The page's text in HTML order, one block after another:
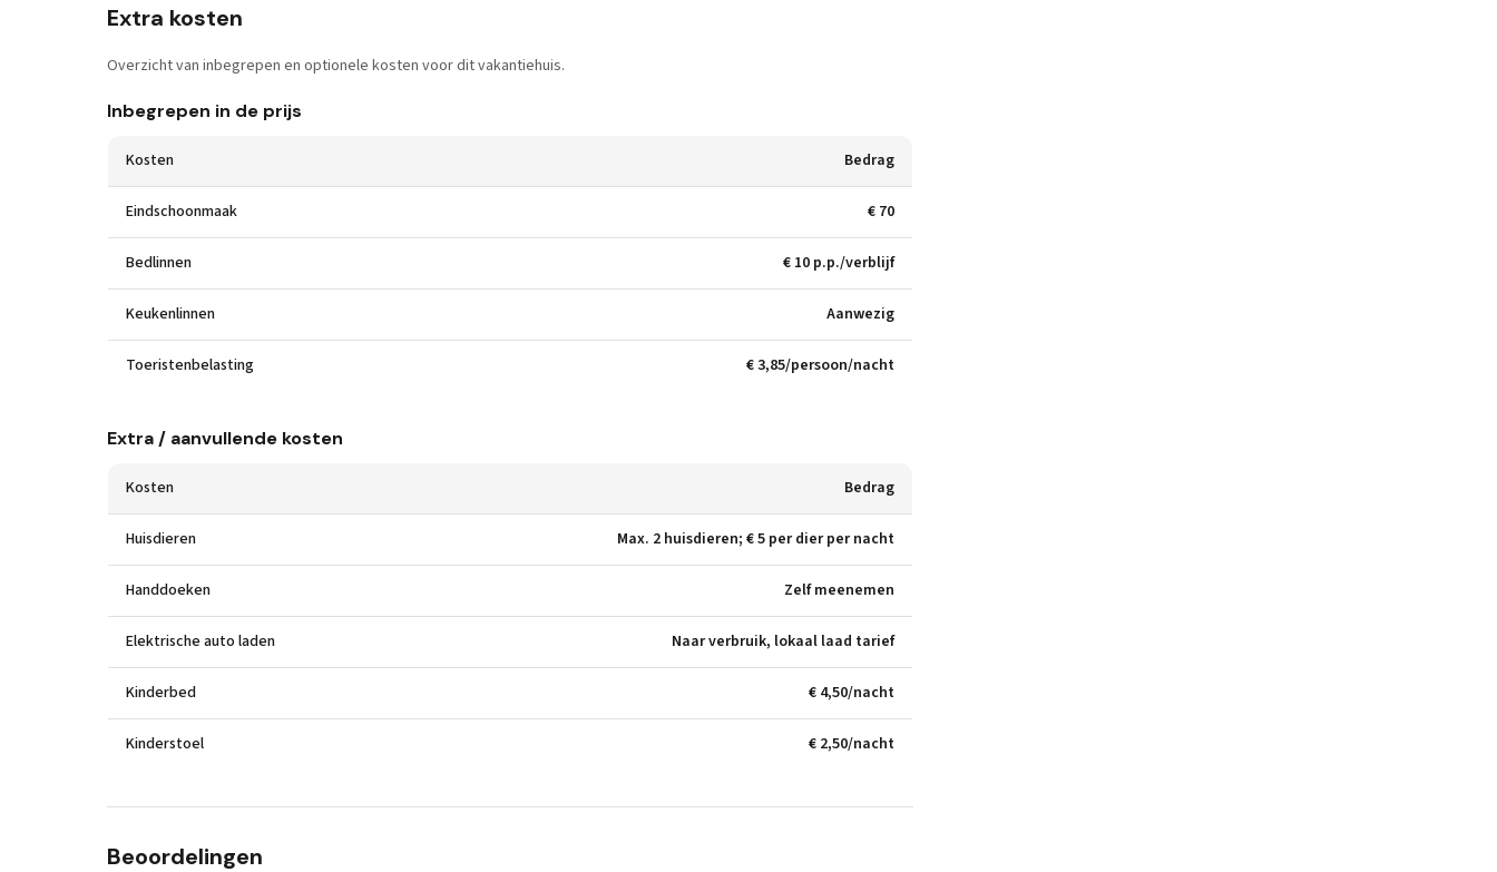
Extra kosten
Overzicht van inbegrepen en optionele kosten voor dit vakantiehuis.
Inbegrepen in de prijs
Kosten Bedrag
Eindschoonmaak € 70
Bedlinnen € 10 p.p./verblijf
Keukenlinnen Aanwezig
Toeristenbelasting € 3,85/persoon/nacht
Extra / aanvullende kosten
Kosten Bedrag
Huisdieren Max. 2 huisdieren; € 5 per dier per nacht
Handdoeken Zelf meenemen
Elektrische auto laden Naar verbruik, lokaal laad tarief
Kinderbed € 4,50/nacht
Kinderstoel € 2,50/nacht
Beoordelingen